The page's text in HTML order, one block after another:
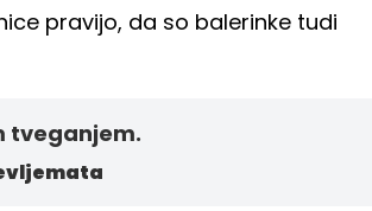
pravijo, da so balerinke tudi
tveganjem.